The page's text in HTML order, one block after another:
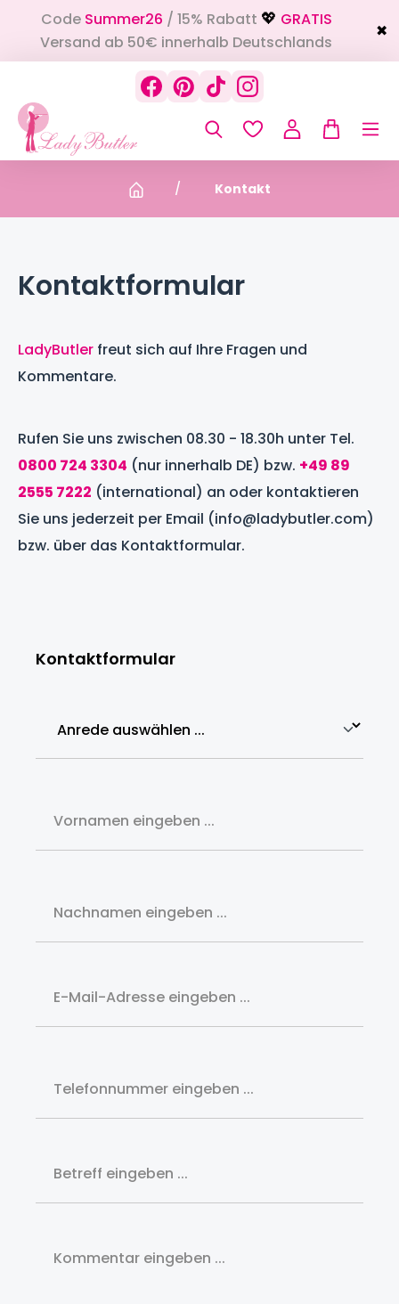
springen
CodeSummer26 / 15% Rabatt 💖 GRATIS
Versand ab 50€ innerhalb Deutschlands
✖
Kontakt
Kontaktformular
LadyButler freut sich auf Ihre Fragen und
Kommentare.
Rufen Sie uns zwischen 08.30 - 18.30h unter Tel.
0800 724 3304 (nur innerhalb DE) bzw. +49 89
2555 7222 (international) an oder kontaktieren
Sie uns jederzeit per Email (info@ladybutler.com)
bzw. über das Kontaktformular.
Kontaktformular